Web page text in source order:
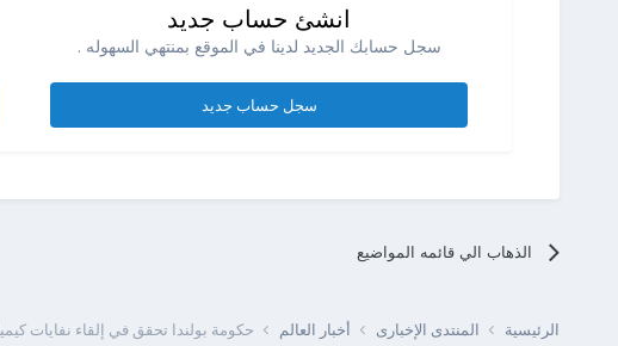
انشئ حساب جديد
سجل حسابك الجديد لدينا في الموقع بمنتهي السهوله .
سجل حساب جديد
الذهاب الي قائمه المواضيع
الرئيسية المنتدى الإخبارى أخبار العالم حكومة بولندا تحقق في إلقاء نفايات